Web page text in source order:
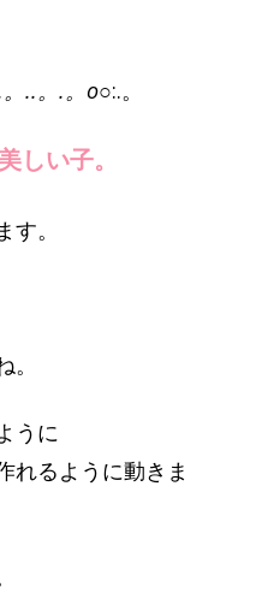
..。.。o○:.。
しい子。
。
うに
れるように動きま